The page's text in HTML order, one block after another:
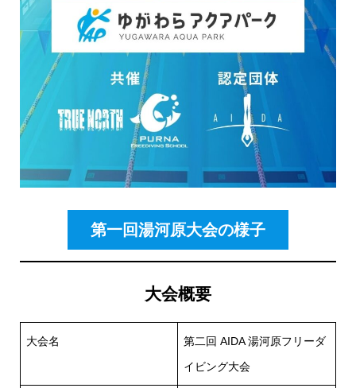
第一回湯河原大会の様子
大会概要
大会名
第二回 AIDA 湯河原フリーダ
イビング大会